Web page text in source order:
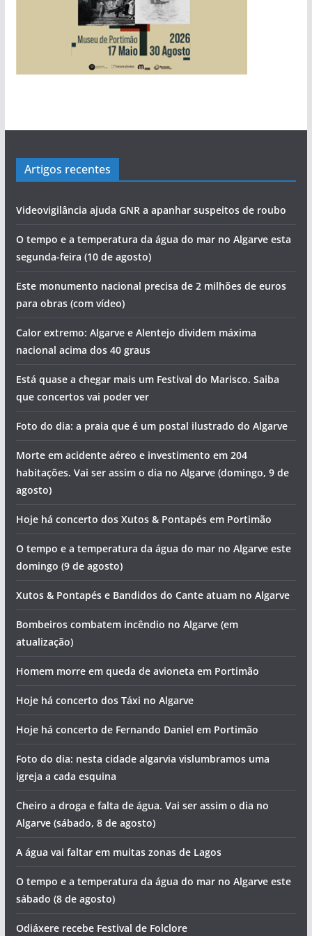
Artigos recentes
Videovigilância ajuda GNR a apanhar suspeitos de roubo
O tempo e a temperatura da água do mar no Algarve esta
segunda-feira (10 de agosto)
Este monumento nacional precisa de 2 milhões de euros
para obras (com vídeo)
Calor extremo: Algarve e Alentejo dividem máxima
nacional acima dos 40 graus
Está quase a chegar mais um Festival do Marisco. Saiba
que concertos vai poder ver
Foto do dia: a praia que é um postal ilustrado do Algarve
Morte em acidente aéreo e investimento em 204
habitações. Vai ser assim o dia no Algarve (domingo, 9 de
agosto)
Hoje há concerto dos Xutos & Pontapés em Portimão
O tempo e a temperatura da água do mar no Algarve este
domingo (9 de agosto)
Xutos & Pontapés e Bandidos do Cante atuam no Algarve
Bombeiros combatem incêndio no Algarve (em
atualização)
Homem morre em queda de avioneta em Portimão
Hoje há concerto dos Táxi no Algarve
Hoje há concerto de Fernando Daniel em Portimão
Foto do dia: nesta cidade algarvia vislumbramos uma
igreja a cada esquina
Cheiro a droga e falta de água. Vai ser assim o dia no
Algarve (sábado, 8 de agosto)
A água vai faltar em muitas zonas de Lagos
O tempo e a temperatura da água do mar no Algarve este
sábado (8 de agosto)
Odiáxere recebe Festival de Folclore